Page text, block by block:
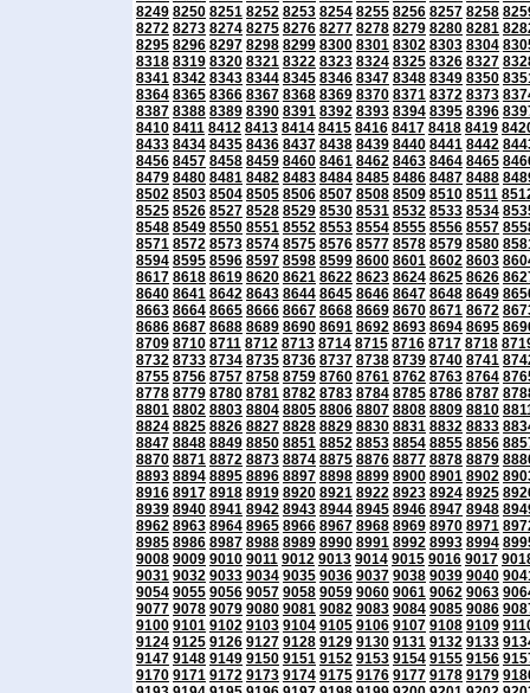
8249 8250 8251 8252 8253 8254 8255 8256 8257 8258
8272 8273 8274 8275 8276 8277 8278 8279 8280 8281
8295 8296 8297 8298 8299 8300 8301 8302 8303 8304
8318 8319 8320 8321 8322 8323 8324 8325 8326 8327
8341 8342 8343 8344 8345 8346 8347 8348 8349 8350
8364 8365 8366 8367 8368 8369 8370 8371 8372 8373
8387 8388 8389 8390 8391 8392 8393 8394 8395 8396
8410 8411 8412 8413 8414 8415 8416 8417 8418 8419
8433 8434 8435 8436 8437 8438 8439 8440 8441 8442
8456 8457 8458 8459 8460 8461 8462 8463 8464 8465
8479 8480 8481 8482 8483 8484 8485 8486 8487 8488
8502 8503 8504 8505 8506 8507 8508 8509 8510 8511
8525 8526 8527 8528 8529 8530 8531 8532 8533 8534
8548 8549 8550 8551 8552 8553 8554 8555 8556 8557
8571 8572 8573 8574 8575 8576 8577 8578 8579 8580
8594 8595 8596 8597 8598 8599 8600 8601 8602 8603
8617 8618 8619 8620 8621 8622 8623 8624 8625 8626
8640 8641 8642 8643 8644 8645 8646 8647 8648 8649
8663 8664 8665 8666 8667 8668 8669 8670 8671 8672
8686 8687 8688 8689 8690 8691 8692 8693 8694 8695
8709 8710 8711 8712 8713 8714 8715 8716 8717 8718
8732 8733 8734 8735 8736 8737 8738 8739 8740 8741
8755 8756 8757 8758 8759 8760 8761 8762 8763 8764
8778 8779 8780 8781 8782 8783 8784 8785 8786 8787
8801 8802 8803 8804 8805 8806 8807 8808 8809 8810
8824 8825 8826 8827 8828 8829 8830 8831 8832 8833
8847 8848 8849 8850 8851 8852 8853 8854 8855 8856
8870 8871 8872 8873 8874 8875 8876 8877 8878 8879
8893 8894 8895 8896 8897 8898 8899 8900 8901 8902
8916 8917 8918 8919 8920 8921 8922 8923 8924 8925
8939 8940 8941 8942 8943 8944 8945 8946 8947 8948
8962 8963 8964 8965 8966 8967 8968 8969 8970 8971
8985 8986 8987 8988 8989 8990 8991 8992 8993 8994
9008 9009 9010 9011 9012 9013 9014 9015 9016 9017
9031 9032 9033 9034 9035 9036 9037 9038 9039 9040
9054 9055 9056 9057 9058 9059 9060 9061 9062 9063
9077 9078 9079 9080 9081 9082 9083 9084 9085 9086
9100 9101 9102 9103 9104 9105 9106 9107 9108 9109
9124 9125 9126 9127 9128 9129 9130 9131 9132 9133
9147 9148 9149 9150 9151 9152 9153 9154 9155 9156
9170 9171 9172 9173 9174 9175 9176 9177 9178 9179